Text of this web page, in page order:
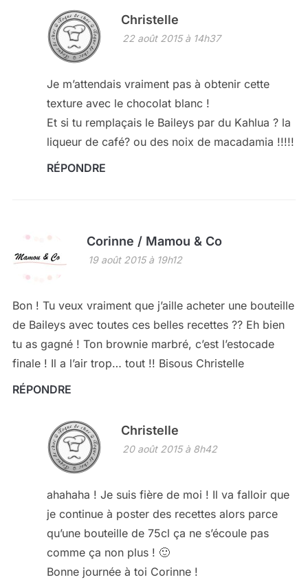
Christelle
22 août 2015 à 14h37
Je m’attendais vraiment pas à obtenir cette
texture avec le chocolat blanc !
Et si tu remplaçais le Baileys par du Kahlua ? la
liqueur de café? ou des noix de macadamia !!!!!
RÉPONDRE
Corinne / Mamou & Co
19 août 2015 à 19h12
Bon ! Tu veux vraiment que j’aille acheter une bouteille
de Baileys avec toutes ces belles recettes ?? Eh bien
tu as gagné ! Ton brownie marbré, c’est l’estocade
finale ! Il a l’air trop… tout !! Bisous Christelle
RÉPONDRE
Christelle
20 août 2015 à 8h42
ahahaha ! Je suis fière de moi ! Il va falloir que
je continue à poster des recettes alors parce
qu’une bouteille de 75cl ça ne s’écoule pas
comme ça non plus ! 🙂
Bonne journée à toi Corinne !